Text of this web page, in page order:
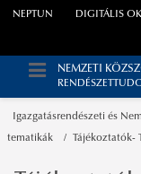
NEPTUN DIGITÁLIS
NEMZETI
Igazgatásrendészeti és
tematikák Tájékoztatók-